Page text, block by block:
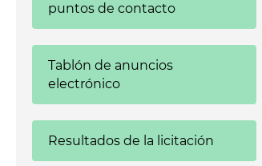
puntos de contacto
Tablón de anuncios
electrónico
Resultados de la licitación